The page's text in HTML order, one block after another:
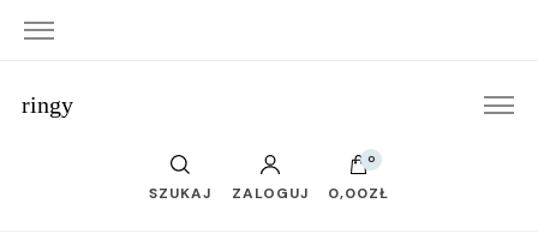
ringy
SZUKAJ ZALOGUJ
0
0,00ZŁ